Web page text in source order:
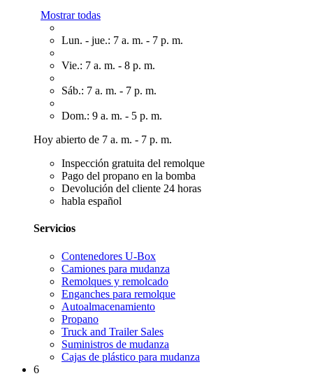
Mostrar todas
Lun. - jue.: 7 a. m. - 7 p. m.
Vie.: 7 a. m. - 8 p. m.
Sáb.: 7 a. m. - 7 p. m.
Dom.: 9 a. m. - 5 p. m.
Hoy abierto de 7 a. m. - 7 p. m.
Inspección gratuita del remolque
Pago del propano en la bomba
Devolución del cliente 24 horas
habla español
Servicios
Contenedores U-Box
Camiones para mudanza
Remolques y remolcado
Enganches para remolque
Autoalmacenamiento
Propano
Truck and Trailer Sales
Suministros de mudanza
Cajas de plástico para mudanza
6